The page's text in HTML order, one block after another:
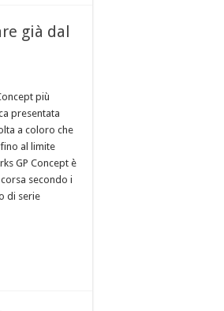
già dal
più
presentata
a coloro che
al limite
GP Concept è
secondo i
di serie